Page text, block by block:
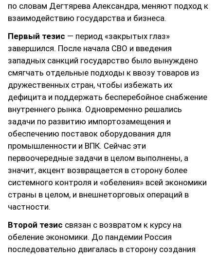
по словам Дегтярева Александра, меняют подход к
взаимодействию государства и бизнеса.
Первый тезис — период «закрытых глаз»
завершился. После начала СВО и введения
западных санкций государство было вынуждено
смягчать отдельные подходы к ввозу товаров из
дружественных стран, чтобы избежать их
дефицита и поддержать бесперебойное снабжение
внутреннего рынка. Одновременно решались
задачи по развитию импортозамещения и
обеспечению поставок оборудования для
промышленности и ВПК. Сейчас эти
первоочередные задачи в целом выполнены, а
значит, акцент возвращается в сторону более
системного контроля и «обеления» всей экономики
страны в целом, и внешнеторговых операций в
частности.
Второй тезис связан с возвратом к курсу на
обеление экономики. До пандемии Россия
последовательно двигалась в сторону создания